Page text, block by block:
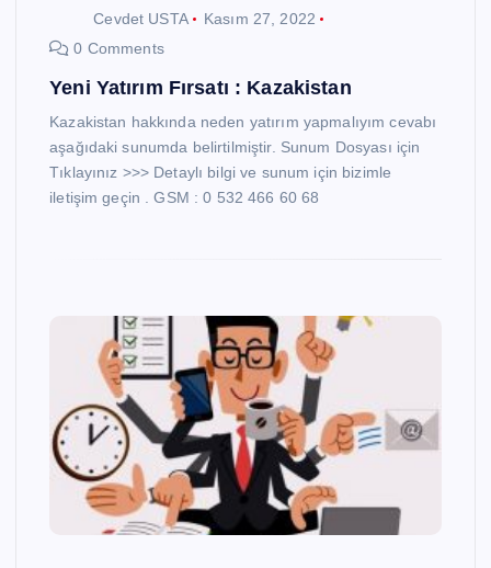
Cevdet USTA
Kasım 27, 2022
0 Comments
Yeni Yatırım Fırsatı : Kazakistan
Kazakistan hakkında neden yatırım yapmalıyım cevabı
aşağıdaki sunumda belirtilmiştir. Sunum Dosyası için
Tıklayınız >>> Detaylı bilgi ve sunum için bizimle
iletişim geçin . GSM : 0 532 466 60 68